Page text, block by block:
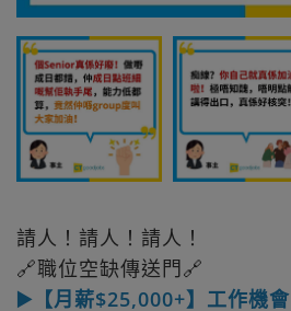
請人！請人！請人！
🔗職位空缺傳送門🔗
▶️【月薪$25,000+】工作機會